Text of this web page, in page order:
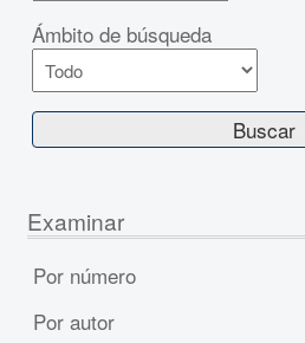
Ámbito de búsqueda
Examinar
Por número
Por autor